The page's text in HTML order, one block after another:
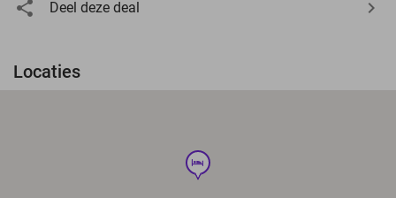
Deel deze deal
Locaties
hotel